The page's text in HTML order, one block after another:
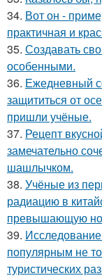
34. Вот он -
практичная и
35. Создавать
особенными.
36. Ежедневный
защититься от
пришли учёные.
37. Рецепт
замечательно
шашлычком.
38. Учёные из
радиацию в
превышающую
39.
популярным не
туристических